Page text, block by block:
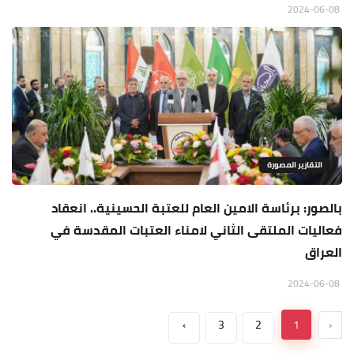
التقارير المصورة
بالصور: برئاسة الامين العام للعتبة الحسينية.. انعقاد
فعاليات الملتقى الثاني لامناء العتبات المقدسة في
العراق
‹
1
2
3
›